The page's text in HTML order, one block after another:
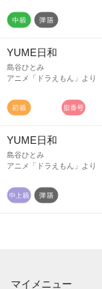
YUME日和
島谷ひとみ
アニメ「ドラえもん」より
YUME日和
島谷ひとみ
アニメ「ドラえもん」より
マイメニュー